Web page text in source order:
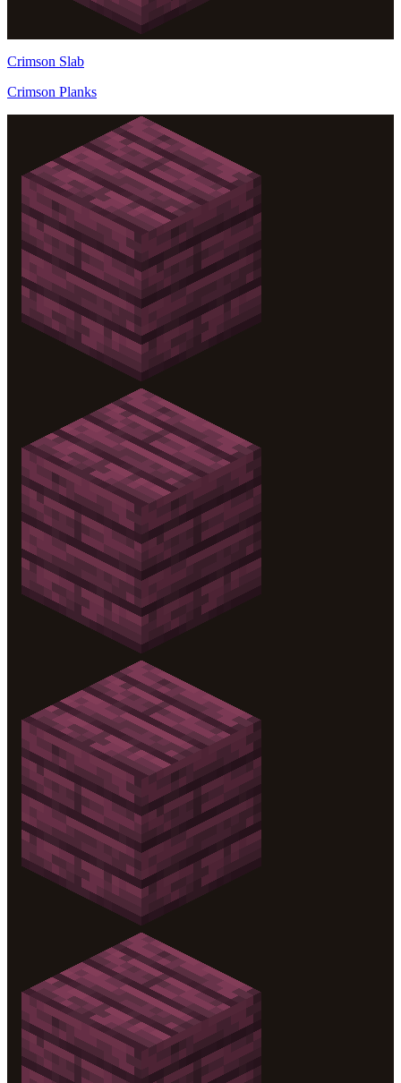
Crimson Slab
Crimson Planks